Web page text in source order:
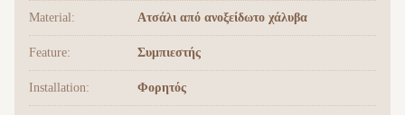
Material: Ατσάλι από ανοξείδωτο χάλυβα
Feature: Συμπιεστής
Installation: Φορητός